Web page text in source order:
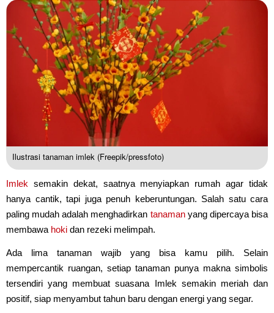
Ilustrasi tanaman imlek (Freepik/pressfoto)
Imlek semakin dekat, saatnya menyiapkan rumah agar tidak
hanya cantik, tapi juga penuh keberuntungan. Salah satu cara
paling mudah adalah menghadirkan tanamanyang dipercaya bisa
membawa hoki dan rezeki melimpah.
Ada lima tanaman wajib yang bisa kamu pilih. Selain
mempercantik ruangan, setiap tanaman punya makna simbolis
tersendiri yang membuat suasana Imlek semakin meriah dan
positif, siap menyambut tahun baru dengan energi yang segar.